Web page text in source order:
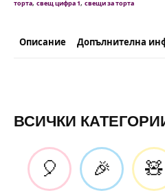
торта, свещ цифра 1, свещи за торта
Описание Допълнителна
ВСИЧКИ
🎈 🎉 🧸